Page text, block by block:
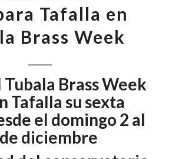
Tafalla en
Brass Week
Brass Week
Tafalla su sexta
el domingo 2 al
diciembre